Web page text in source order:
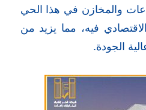
والمخازن في هذا الحي
فيه، مما يزيد من
الجودة.